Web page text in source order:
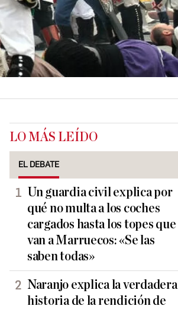
LO MÁS LEÍDO
EL DEBATE
Un guardia civil explica por
qué no multa a los coches
cargados hasta los topes que
van a Marruecos: «Se las
saben todas»
Naranjo explica la verdadera
historia de la rendición de